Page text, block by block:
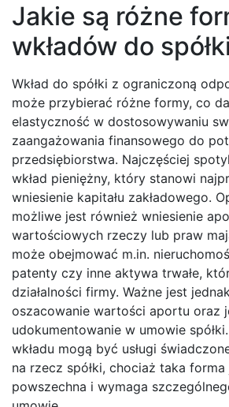
Jakie są różne
wkładów do
Wkład do spółki z ograniczoną
może przybierać różne formy, co
elastyczność w dostosowywaniu
zaangażowania finansowego do
przedsiębiorstwa. Najczęściej
wkład pieniężny, który stanowi
wniesienie kapitału zakładowego.
możliwe jest również wniesienie
wartościowych rzeczy lub praw
może obejmować m.in.
patenty czy inne aktywa trwałe,
działalności firmy. Ważne jest
oszacowanie wartości aportu oraz
udokumentowanie w umowie
wkładu mogą być usługi
na rzecz spółki, chociaż taka forma
powszechna i wymaga